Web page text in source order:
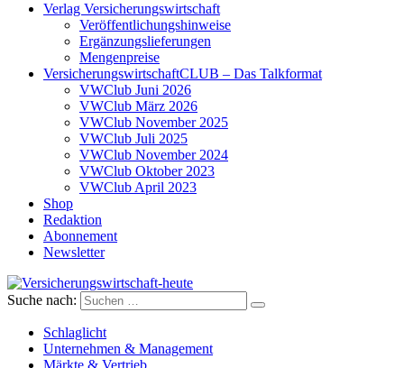
Verlag Versicherungswirtschaft
Veröffentlichungshinweise
Ergänzungslieferungen
Mengenpreise
VersicherungswirtschaftCLUB – Das Talkformat
VWClub Juni 2026
VWClub März 2026
VWClub November 2025
VWClub Juli 2025
VWClub November 2024
VWClub Oktober 2023
VWClub April 2023
Shop
Redaktion
Abonnement
Newsletter
Versicherungswirtschaft-heute
Suche nach:
Schlaglicht
Unternehmen & Management
Märkte & Vertrieb